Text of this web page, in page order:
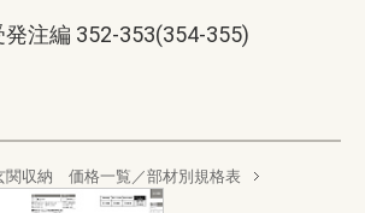
発注編 352-353(354-355)
収納 価格一覧／部材別規格表